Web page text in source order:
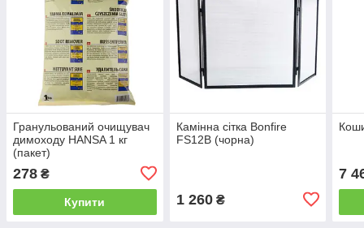
Гранульований очищувач
димоходу HANSA 1 кг
(пакет)
278 ₴
Купити
Камінна сітка Bonfire
FS12B (чорна)
1 260₴
7